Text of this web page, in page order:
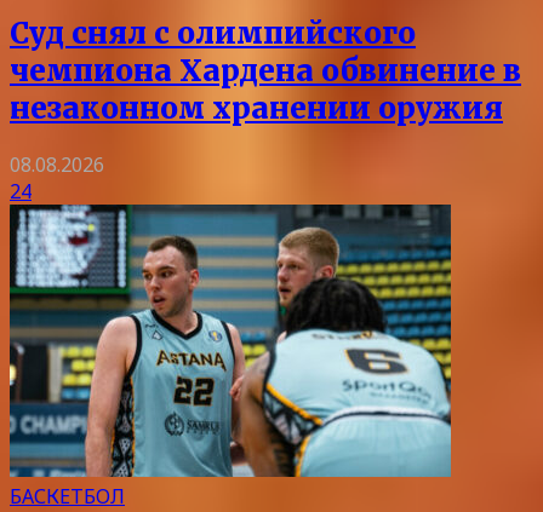
Суд снял с олимпийского
чемпиона Хардена обвинение в
незаконном хранении оружия
08.08.2026
24
БАСКЕТБОЛ